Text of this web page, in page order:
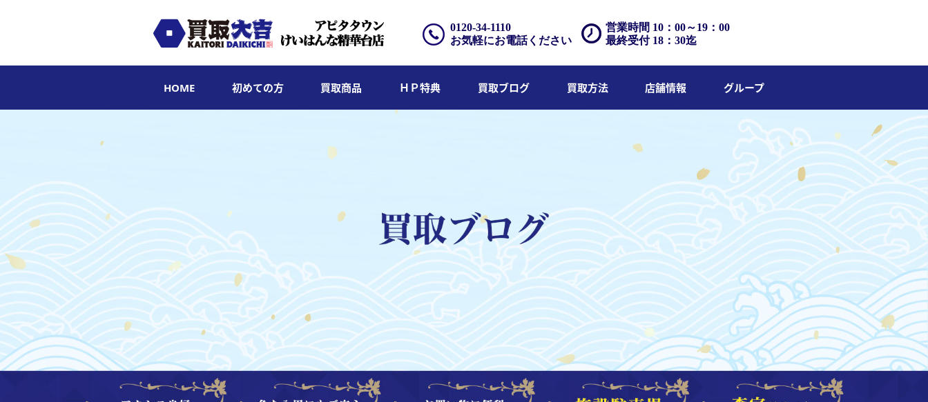
営業時間 10：00～19：00
最終受付 18：30迄
0120-34-1110
お気軽にお電話ください
HOME 初めての方 買取商品 ＨＰ特典 買取ブログ 買取方法 店舗情報 グループ